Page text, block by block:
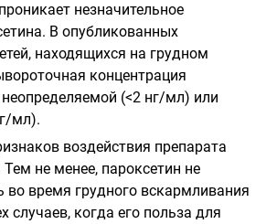
незначительное
В опубликованных
находящихся на грудном
концентрация
(<2 нг/мл) или
мл).
воздействия препарата
не менее, пароксетин не
во время грудного вскармливания
случаев, когда его польза для